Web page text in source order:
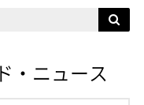
・ニュース